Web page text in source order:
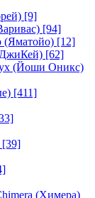
[9]
[94]
(Яматойо) [12]
[62]
(Йоши Оникс)
[411]
[39]
(Химера)